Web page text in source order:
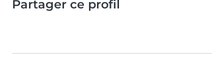
Partager ce profil